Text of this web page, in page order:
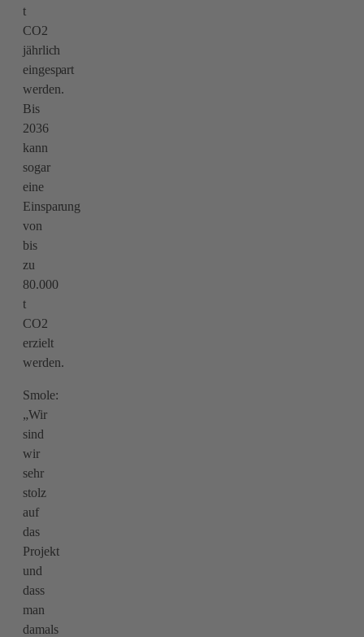
t
CO2
jährlich
eingespart
werden.
Bis
2036
kann
sogar
eine
Einsparung
von
bis
zu
80.000
t
CO2
erzielt
werden.
Smole:
„Wir
sind
wir
sehr
stolz
auf
das
Projekt
und
dass
man
damals